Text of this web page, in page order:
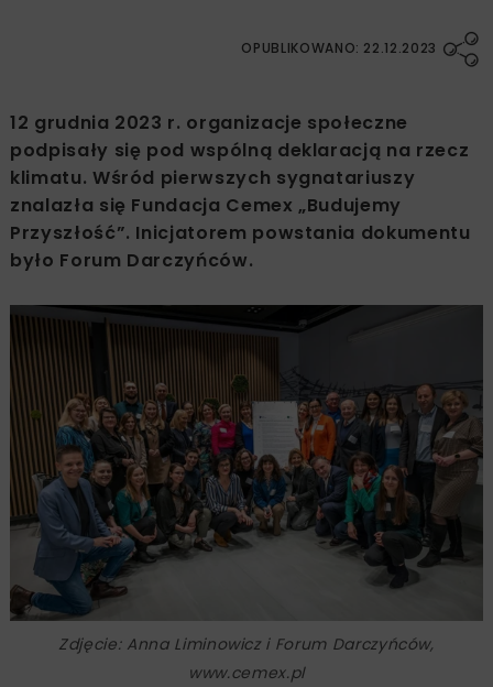
OPUBLIKOWANO: 22.12.2023
12 grudnia 2023 r. organizacje społeczne
podpisały się pod wspólną deklaracją na rzecz
klimatu. Wśród pierwszych sygnatariuszy
znalazła się Fundacja Cemex „Budujemy
Przyszłość”. Inicjatorem powstania dokumentu
było Forum Darczyńców.
Zdjęcie: Anna Liminowicz i Forum Darczyńców,
www.cemex.pl